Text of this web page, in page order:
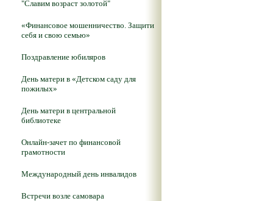
"Славим возраст золотой"
«Финансовое мошенничество. Защити
себя и свою семью»
Поздравление юбиляров
День матери в «Детском саду для
пожилых»
День матери в центральной
библиотеке
Онлайн-зачет по финансовой
грамотности
Международный день инвалидов
Встречи возле самовара